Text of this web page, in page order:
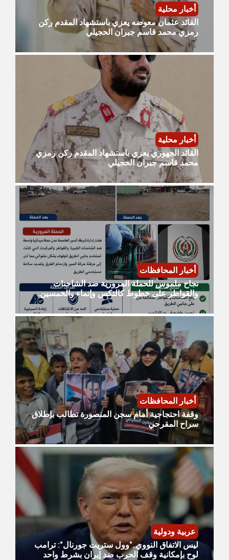
أخبار محلية
القائد عثمان معوضه يعزي باستشهاد المقدم ركن
رمزي محمد قاسم جبران الحجيلي
أخبار محلية
القائد الجهوري يعزي باستشهاد المقدم ركن رمزي
محمد قاسم جبران الحجيلي
أخبار المحافظات
نجاح ملموس للحملة المرورية ضد الشاحنات
والقواطر على خطوط كالتكس وإنماء والخمسين.
أخبار المحافظات
وقفة احتجاجية أمام سجن المنصورة تطالب بإطلاق
سراح المقرحي
عربية ودولية
ليس الاتفاق النووي.."وول ستريت جورنال": ترامب
لوح بإمكانية وقف الحرب ضد إيران بشرط واحد